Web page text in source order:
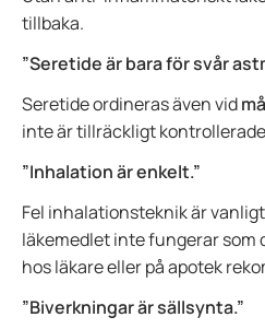
tillbaka.
”Seretide är bara för svår
Seretide ordineras även vid
inte är tillräckligt
”Inhalation är enkelt.”
Fel inhalationsteknik är
läkemedlet inte fungerar som
hos läkare eller på apotek
”Biverkningar är sällsynta.”